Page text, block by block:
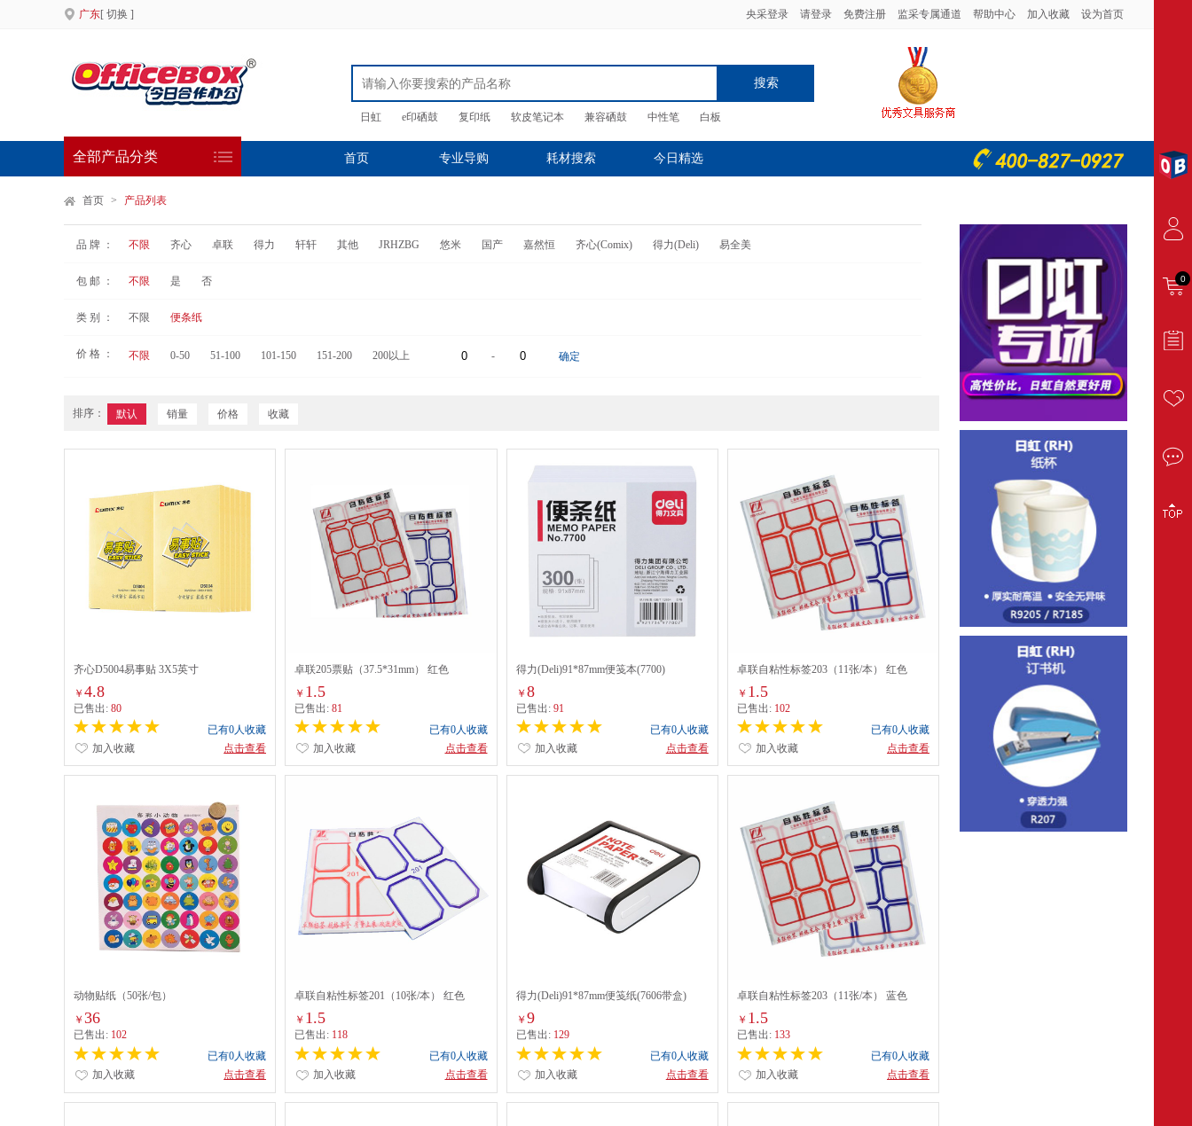
央采登录 请登录 免费注册 监采专属通道 帮助中心 加入收藏 设为首页
广东[ 切换 ]
搜索
日虹 e印硒鼓 复印纸 软皮笔记本 兼容硒鼓 中性笔 白板
全部产品分类 首页 专业导购 耗材搜索 今日精选
首页 > 产品列表
品 牌 ： 不限 齐心 卓联 得力 轩轩 其他 JRHZBG 悠米 国产 嘉然恒 齐心(Comix) 得力(Deli) 易全美
包 邮 ： 不限 是 否
类 别 ： 不限 便条纸
价 格 ： 不限 0-50 51-100 101-150 151-200 200以上 - 确定
排序： 默认 销量 价格 收藏
齐心D5004易事贴 3X5英寸
￥ 4.8
已售出: 80
已有0人收藏
点击查看
加入收藏
卓联205票贴（37.5*31mm） 红色
￥ 1.5
已售出:81
已有0人收藏
点击查看
加入收藏
得力(Deli)91*87mm便笺本(7700)
￥ 8
已售出: 91
已有0人收藏
点击查看
加入收藏
卓联自粘性标签203（11张/本） 红色
￥ 1.5
已售出: 102
已有0人收藏
点击查看
加入收藏
动物贴纸（50张/包）
￥ 36
已售出: 102
已有0人收藏
点击查看
加入收藏
卓联自粘性标签201（10张/本） 红色
￥ 1.5
已售出: 118
已有0人收藏
点击查看
加入收藏
得力(Deli)91*87mm便笺纸(7606带盒)
￥ 9
已售出: 129
已有0人收藏
点击查看
加入收藏
卓联自粘性标签203（11张/本） 蓝色
￥ 1.5
已售出: 133
已有0人收藏
点击查看
加入收藏
0